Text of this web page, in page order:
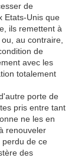
de
Etats-Unis que
ils remettent à
au contraire,
de
avec les
totalement
porte de
pris entre tant
ne les en
renouveler
perdu de ce
des